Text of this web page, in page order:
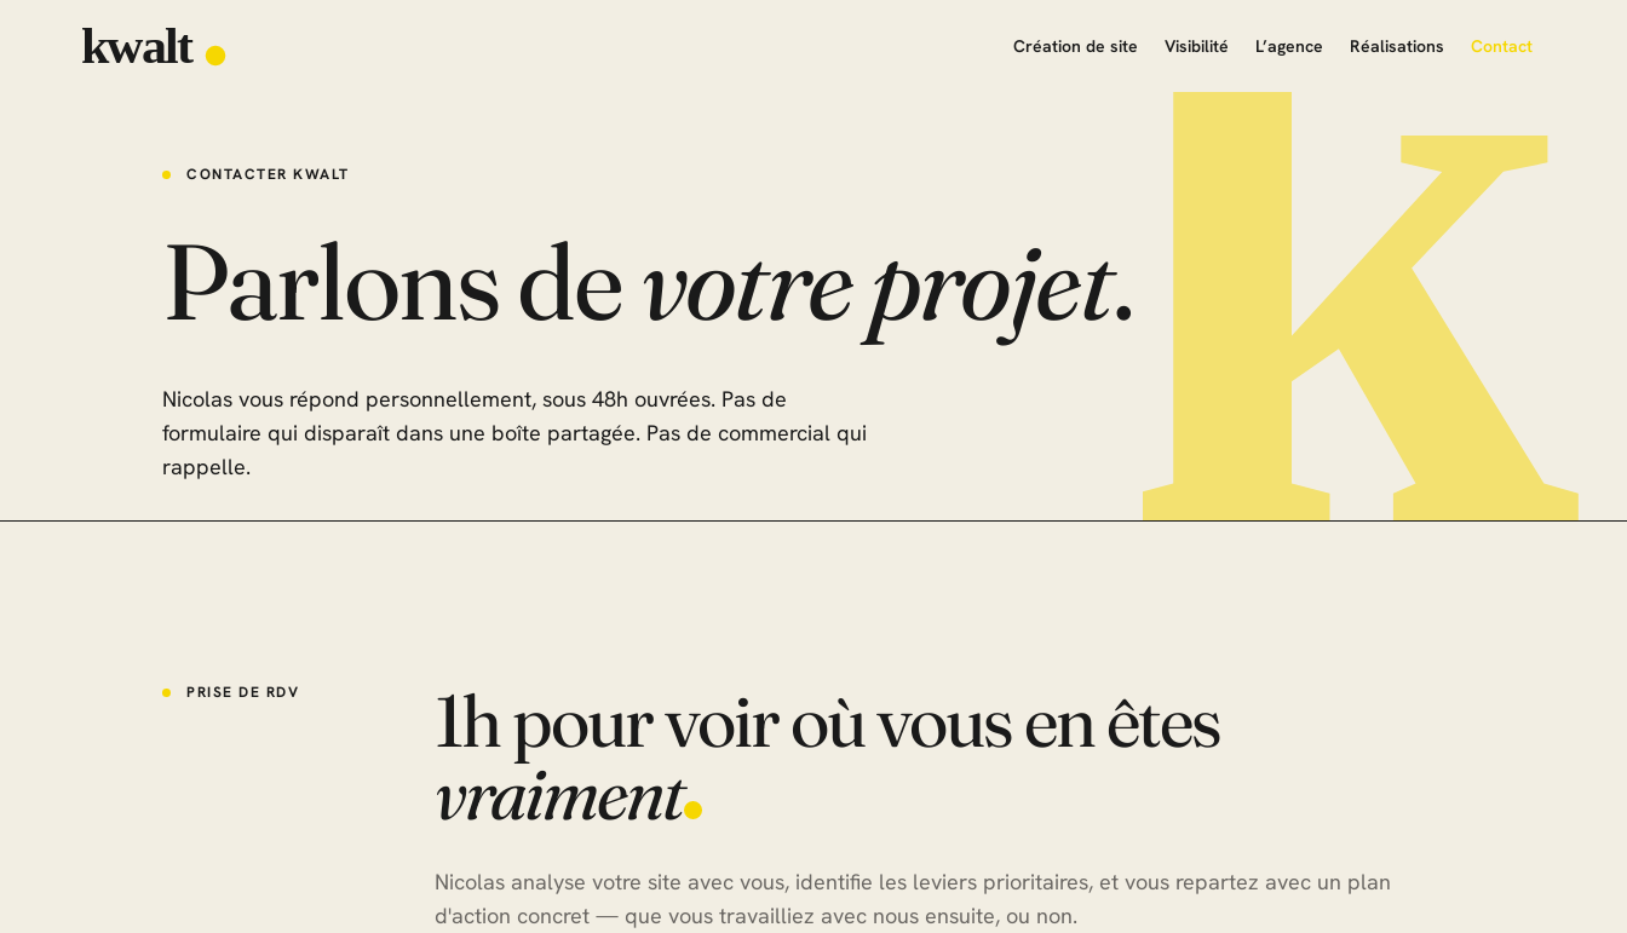
Création de site Visibilité L’agence Réalisations Contact
CONTACTER KWALT
Parlons devotre projet.
Nicolas vous répond personnellement, sous 48h ouvrées. Pas de
formulaire qui disparaît dans une boîte partagée. Pas de commercial qui
rappelle.
PRISE DE RDV
1h pour voir où vous en êtes
vraiment
Nicolas analyse votre site avec vous, identifie les leviers prioritaires, et vous repartez avec un plan
d'action concret — que vous travailliez avec nous ensuite, ou non.